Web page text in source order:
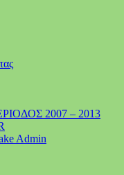
2007 – 2013
Admin